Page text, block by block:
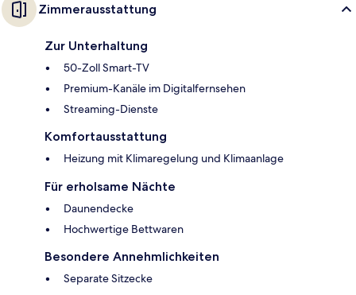
Zimmerausstattung
Zur Unterhaltung
50-Zoll Smart-TV
Premium-Kanäle im Digitalfernsehen
Streaming-Dienste
Komfortausstattung
Heizung mit Klimaregelung und Klimaanlage
Für erholsame Nächte
Daunendecke
Hochwertige Bettwaren
Besondere Annehmlichkeiten
Separate Sitzecke